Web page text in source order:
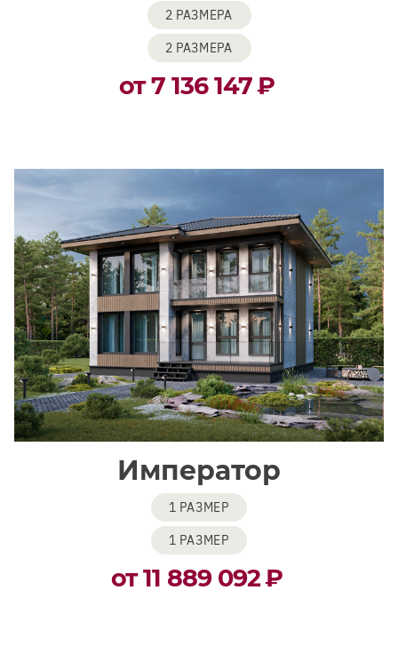
2 РАЗМЕРА
2 РАЗМЕРА
от 7 136 147₽
Император
1 РАЗМЕР
1 РАЗМЕР
от 11 889 092₽